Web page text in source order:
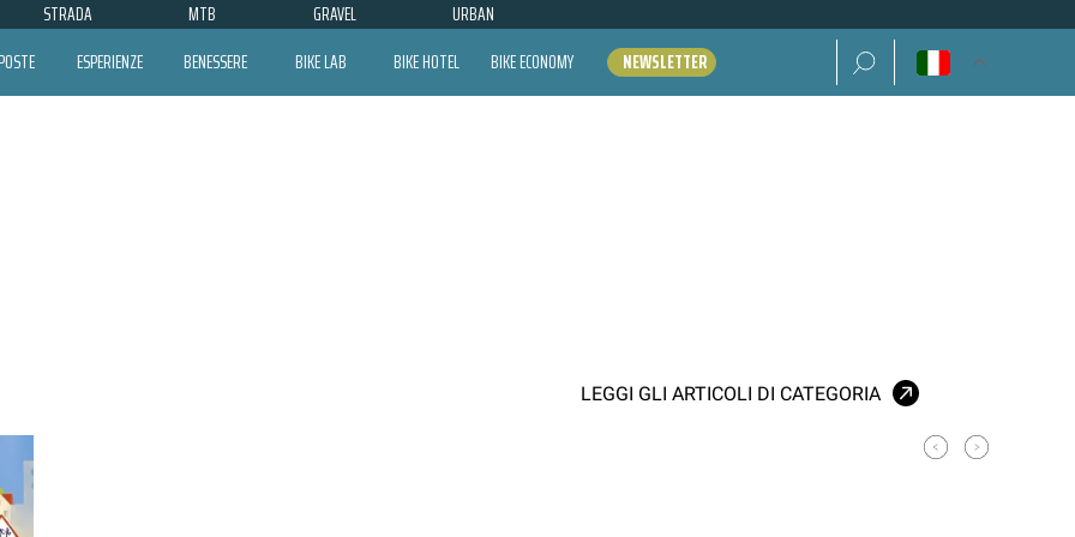
STRADA MTB GRAVEL URBAN
ESPERIENZE BENESSERE BIKE LAB BIKE HOTEL BIKE ECONOMY NEWSLETTER Ricerca per:
LEGGI GLI ARTICOLI DI CATEGORIA